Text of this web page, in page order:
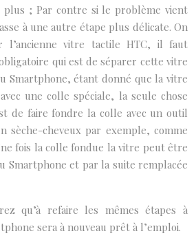
plus ; Par contre si le problème vient
à une autre étape plus délicate. On
l’ancienne vitre tactile HTC, il faut
qui est de séparer cette vitre
Smartphone, étant donné que la vitre
une colle spéciale, la seule chose
de faire fondre la colle avec un outil
sèche-cheveux par exemple, comme
fois la colle fondue la vitre peut être
Smartphone et par la suite remplacée
qu’à refaire les mêmes étapes à
sera à nouveau prêt à l’emploi.